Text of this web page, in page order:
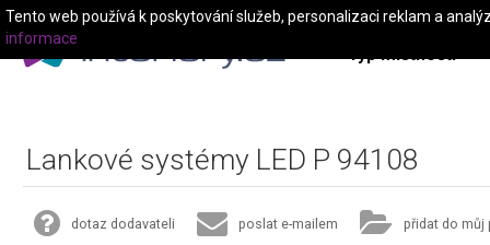
Typ místnosti
Lankové systémy LED P 94108
dotaz dodavateli poslat e-mailem přidat do můj
Tento web používá k poskytování služeb, personalizaci reklam a
informace